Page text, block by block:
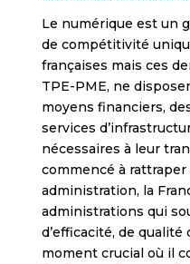
Le numérique est un
de compétitivité
françaises mais ces
TPE-PME, ne
moyens financiers,
services
nécessaires à leur
commencé à
administration, la
administrations qui
d’efficacité, de qualité
moment crucial où il